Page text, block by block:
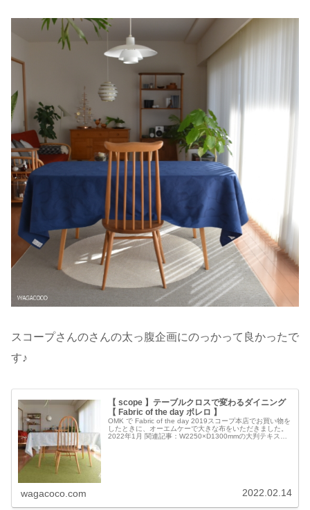
スコープさんのさんの太っ腹企画にのっかって良かったで
す♪
【 scope 】テーブルクロスで変わるダイニング
【 Fabric of the day ボレロ 】
OMK で Fabric of the day 2019スコープ本店でお買い物を
したときに、オーエムケーで大きな布をいただきました。
2022年1月 関連記事：W2250×D1300mmの大判テキスタ
wagacoco.com 2022.02.14